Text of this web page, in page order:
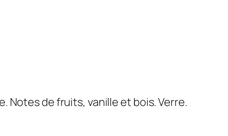
Notes de fruits, vanille et bois. Verre.